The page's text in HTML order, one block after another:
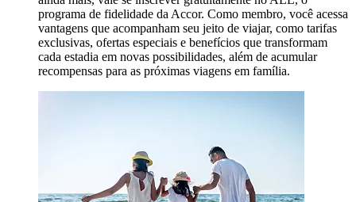
programa de fidelidade da Accor. Como membro, você acessa
vantagens que acompanham seu jeito de viajar, como tarifas
exclusivas, ofertas especiais e benefícios que transformam
cada estadia em novas possibilidades, além de acumular
recompensas para as próximas viagens em família.